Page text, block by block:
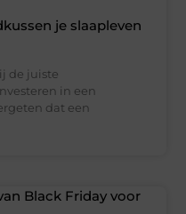
je slaapleven
de juiste
in een
dat een
Black Friday voor